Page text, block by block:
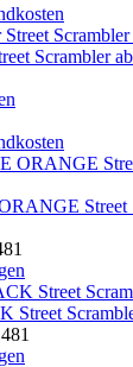
Scrambler
Street
Street